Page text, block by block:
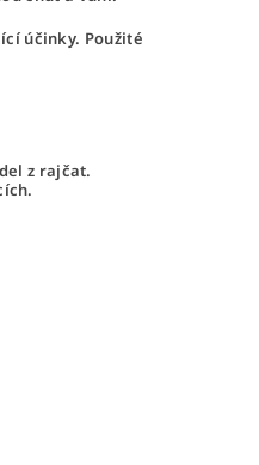
účinky. Použité
z rajčat.